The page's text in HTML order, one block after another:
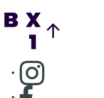
Consulter page
Consulter page